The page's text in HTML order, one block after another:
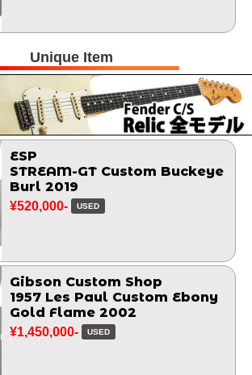
Unique Item
ESP
STREAM-GT Custom Buckeye
Burl 2019
¥520,000- USED
Gibson Custom Shop
1957 Les Paul Custom Ebony
Gold Flame 2002
¥1,450,000- USED